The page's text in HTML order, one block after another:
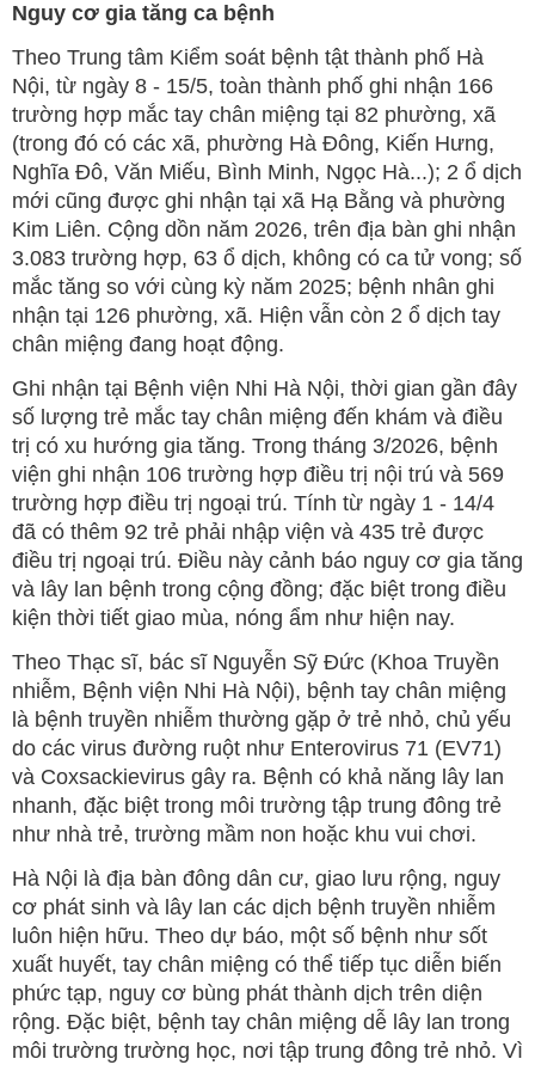
Nguy cơ gia tăng ca bệnh
Theo Trung tâm Kiểm soát bệnh tật thành phố Hà
Nội, từ ngày 8 - 15/5, toàn thành phố ghi nhận 166
trường hợp mắc tay chân miệng tại 82 phường, xã
(trong đó có các xã, phường Hà Đông, Kiến Hưng,
Nghĩa Đô, Văn Miếu, Bình Minh, Ngọc Hà...); 2 ổ dịch
mới cũng được ghi nhận tại xã Hạ Bằng và phường
Kim Liên. Cộng dồn năm 2026, trên địa bàn ghi nhận
3.083 trường hợp, 63 ổ dịch, không có ca tử vong; số
mắc tăng so với cùng kỳ năm 2025; bệnh nhân ghi
nhận tại 126 phường, xã. Hiện vẫn còn 2 ổ dịch tay
chân miệng đang hoạt động.
Ghi nhận tại Bệnh viện Nhi Hà Nội, thời gian gần đây
số lượng trẻ mắc tay chân miệng đến khám và điều
trị có xu hướng gia tăng. Trong tháng 3/2026, bệnh
viện ghi nhận 106 trường hợp điều trị nội trú và 569
trường hợp điều trị ngoại trú. Tính từ ngày 1 - 14/4
đã có thêm 92 trẻ phải nhập viện và 435 trẻ được
điều trị ngoại trú. Điều này cảnh báo nguy cơ gia tăng
và lây lan bệnh trong cộng đồng; đặc biệt trong điều
kiện thời tiết giao mùa, nóng ẩm như hiện nay.
Theo Thạc sĩ, bác sĩ Nguyễn Sỹ Đức (Khoa Truyền
nhiễm, Bệnh viện Nhi Hà Nội), bệnh tay chân miệng
là bệnh truyền nhiễm thường gặp ở trẻ nhỏ, chủ yếu
do các virus đường ruột như Enterovirus 71 (EV71)
và Coxsackievirus gây ra. Bệnh có khả năng lây lan
nhanh, đặc biệt trong môi trường tập trung đông trẻ
như nhà trẻ, trường mầm non hoặc khu vui chơi.
Hà Nội là địa bàn đông dân cư, giao lưu rộng, nguy
cơ phát sinh và lây lan các dịch bệnh truyền nhiễm
luôn hiện hữu. Theo dự báo, một số bệnh như sốt
xuất huyết, tay chân miệng có thể tiếp tục diễn biến
phức tạp, nguy cơ bùng phát thành dịch trên diện
rộng. Đặc biệt, bệnh tay chân miệng dễ lây lan trong
môi trường trường học, nơi tập trung đông trẻ nhỏ. Vì